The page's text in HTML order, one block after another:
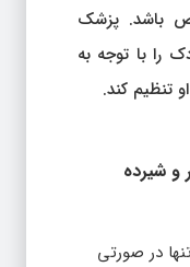
باشد. پزشک
را با توجه به
تنظیم کند.
و شیرده
در صورتی